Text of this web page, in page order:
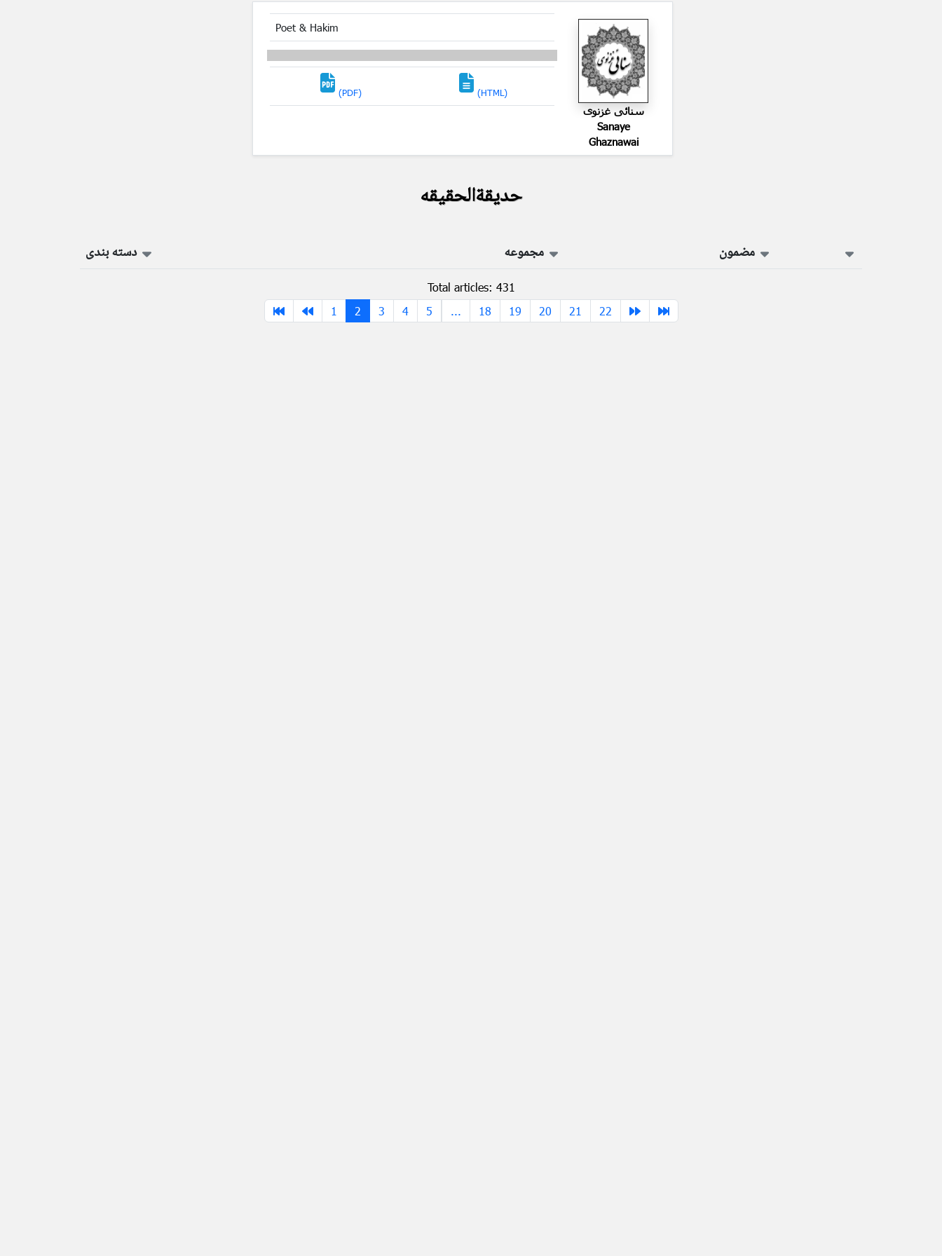
Poet & Hakim
(PDF) (HTML)
سنائی غزنوی
Sanaye
Ghaznawai
حدیقةالحقیقه
مضمون مجموعه دسته بندی
Total articles: 431
1
2 3 4 5 ... 18 19 20 21 22